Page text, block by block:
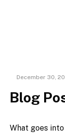
December 30,
Blog
What goes